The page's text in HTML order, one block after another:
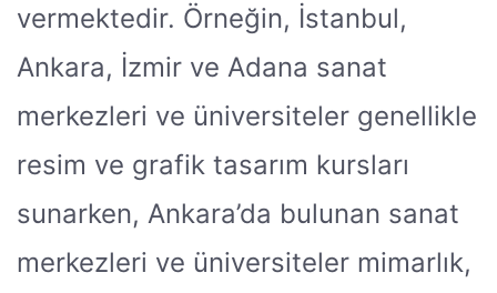
vermektedir. Örneğin, İstanbul,
Ankara, İzmir ve Adana sanat
merkezleri ve üniversiteler genellikle
resim ve grafik tasarım kursları
sunarken, Ankara’da bulunan sanat
merkezleri ve üniversiteler mimarlık,